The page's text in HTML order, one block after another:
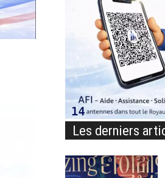
Les derniers